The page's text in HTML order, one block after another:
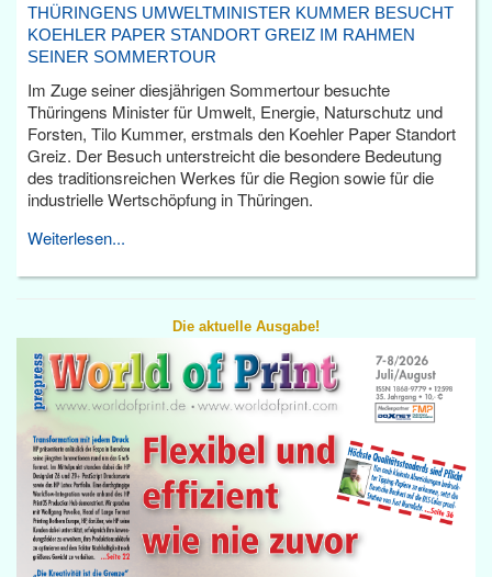
THÜRINGENS UMWELTMINISTER KUMMER BESUCHT
KOEHLER PAPER STANDORT GREIZ IM RAHMEN
SEINER SOMMERTOUR
Im Zuge seiner diesjährigen Sommertour besuchte
Thüringens Minister für Umwelt, Energie, Naturschutz und
Forsten, Tilo Kummer, erstmals den Koehler Paper Standort
Greiz. Der Besuch unterstreicht die besondere Bedeutung
des traditionsreichen Werkes für die Region sowie für die
industrielle Wertschöpfung in Thüringen.
Weiterlesen...
Die aktuelle Ausgabe!